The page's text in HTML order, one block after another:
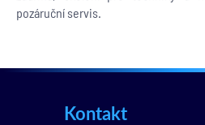
pozáruční servis.
Kontakt